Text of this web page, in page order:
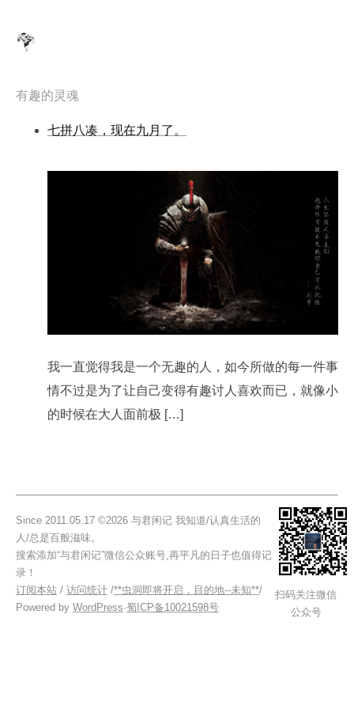
有趣的灵魂
七拼八凑，现在九月了。
我一直觉得我是一个无趣的人，如今所做的每一件事
情不过是为了让自己变得有趣讨人喜欢而已，就像小
的时候在大人面前极 […]
Since 2011.05.17 ©2026 与君闲记 我知道/认真生活的
人/总是百般滋味。
搜索添加“与君闲记”微信公众账号,再平凡的日子也值得记
录！
订阅本站 / 访问统计 /**虫洞即将开启，目的地--未知**/
Powered by WordPress·蜀ICP备10021598号
扫码关注微信
公众号